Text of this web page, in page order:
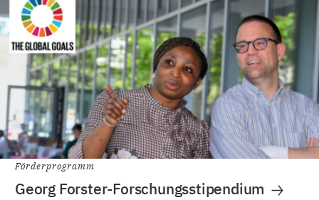
Förderprogramm
Georg Forster-Forschungsstipendium